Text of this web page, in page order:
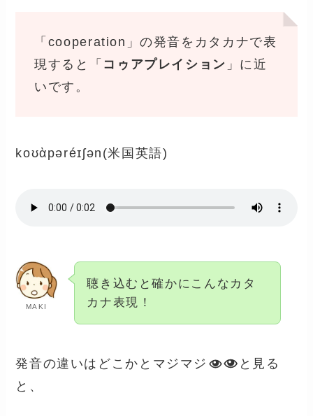
「cooperation」の発音をカタカナで表
現すると「 コゥアプレイション 」に近
いです。
koʊὰpəréɪʃən(米国英語)
MAKI
聴き込むと確かにこんなカタ
カナ表現！
発音の違いはどこかとマジマジ
と見る
と、